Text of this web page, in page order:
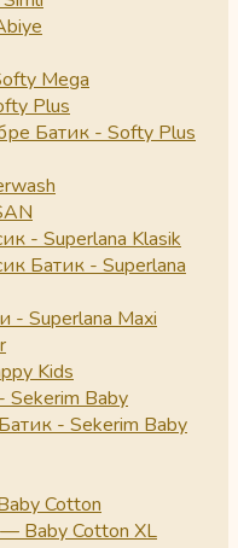
Mega
Plus
Батик - Softy Plus
- Superlana Klasik
Батик - Superlana
- Superlana Maxi
Kids
Baby
- Sekerim Baby
Cotton
Baby Cotton XL